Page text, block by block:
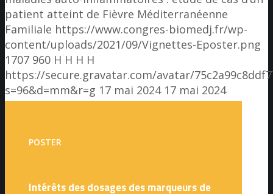
patient atteint de Fièvre Méditerranéenne
Familiale https://www.congres-biomedj.fr/wp-
content/uploads/2021/09/Vignettes-Eposter.png
1707 960 H H H H
https://secure.gravatar.com/avatar/
s=96&d=mm&r=g 17 mai 2024 17 mai 2024
POSTER
Intérêts des dosages des marqueurs de